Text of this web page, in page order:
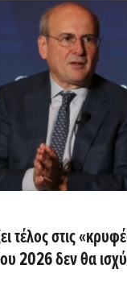
τέλος στις
2026 δεν θα